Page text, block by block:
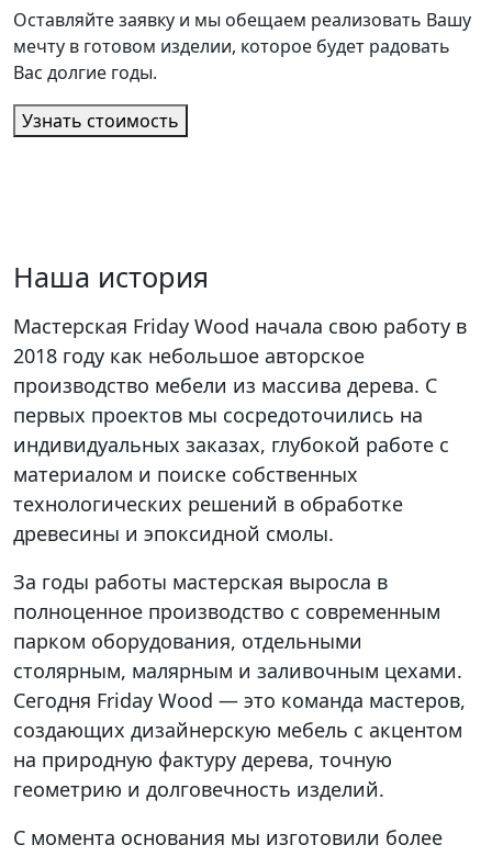
Оставляйте заявку и мы обещаем реализовать Вашу
мечту в готовом изделии, которое будет радовать
Вас долгие годы.
Узнать стоимость
Наша история
Мастерская Friday Wood начала свою работу в
2018 году как небольшое авторское
производство мебели из массива дерева. С
первых проектов мы сосредоточились на
индивидуальных заказах, глубокой работе с
материалом и поиске собственных
технологических решений в обработке
древесины и эпоксидной смолы.
За годы работы мастерская выросла в
полноценное производство с современным
парком оборудования, отдельными
столярным, малярным и заливочным цехами.
Сегодня Friday Wood — это команда мастеров,
создающих дизайнерскую мебель с акцентом
на природную фактуру дерева, точную
геометрию и долговечность изделий.
С момента основания мы изготовили более